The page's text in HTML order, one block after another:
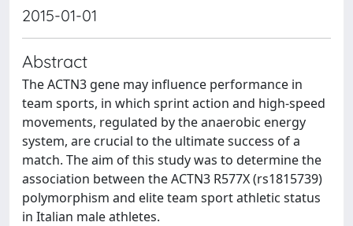
2015-01-01
Abstract
The ACTN3 gene may influence performance in
team sports, in which sprint action and high-speed
movements, regulated by the anaerobic energy
system, are crucial to the ultimate success of a
match. The aim of this study was to determine the
association between the ACTN3 R577X (rs1815739)
polymorphism and elite team sport athletic status
in Italian male athletes.